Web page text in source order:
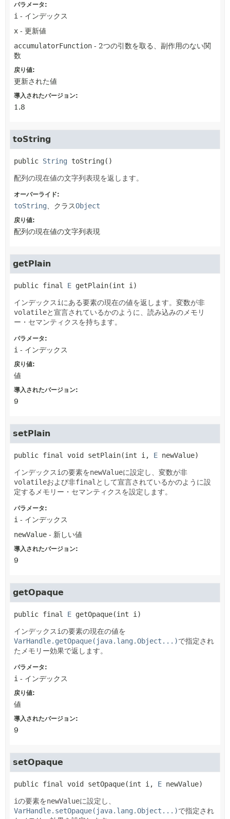
パラメータ:
i - インデックス
x - 更新値
accumulatorFunction - 2つの引数を取る、副作用のない関
数
戻り値:
更新された値
導入されたバージョン:
1.8
toString
public String toString()
配列の現在値の文字列表現を返します。
オーバーライド:
toString 、クラスObject
戻り値:
配列の現在値の文字列表現
getPlain
public final E getPlain(int i)
インデックスi にある要素の現在の値を返します。変数が非
volatileと宣言されているかのように、読み込みのメモリ
ー・セマンティクスを持ちます。
パラメータ:
i - インデックス
戻り値:
値
導入されたバージョン:
9
setPlain
public final void setPlain(int i, E newValue)
インデックスiの要素をnewValueに設定し、変数が非
volatileおよび非final として宣言されているかのように設
定するメモリー・セマンティクスを設定します。
パラメータ:
i - インデックス
newValue - 新しい値
導入されたバージョン:
9
getOpaque
public final E getOpaque(int i)
インデックスiの要素の現在の値を
VarHandle.getOpaque(java.lang.Object...)で指定され
たメモリー効果で返します。
パラメータ:
i - インデックス
戻り値:
値
導入されたバージョン:
9
setOpaque
public final void setOpaque(int i, E newValue)
iの要素をnewValueに設定し、
VarHandle.setOpaque(java.lang.Object...)で指定され